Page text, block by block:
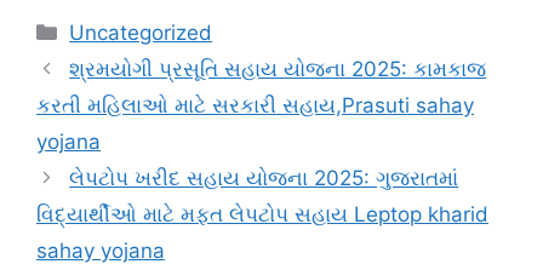
Categories
Uncategorized
શ્રમયોગી પ્રસૂતિ સહાય યોજના 2025: કામકાજ
કરતી મહિલાઓ માટે સરકારી સહાય,Prasuti sahay
yojana
લેપટોપ ખરીદ સહાય યોજના 2025: ગુજરાતમાં
વિદ્યાર્થીઓ માટે મફત લેપટોપ સહાય Leptop kharid
sahay yojana